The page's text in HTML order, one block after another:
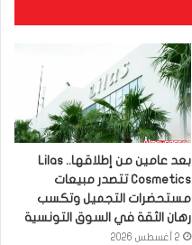
بعد عامين من إطلاقها.. Lilas
Cosmetics تتصدر مبيعات
مستحضرات التجميل وتكسب
رهان الثقة في السوق التونسية
2 أغسطس 2026